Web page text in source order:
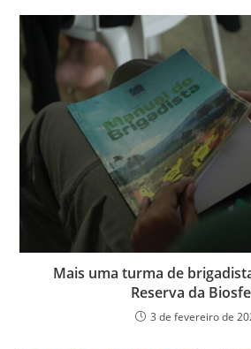
Mais uma turma de
Reserva da
3 de fevereiro de